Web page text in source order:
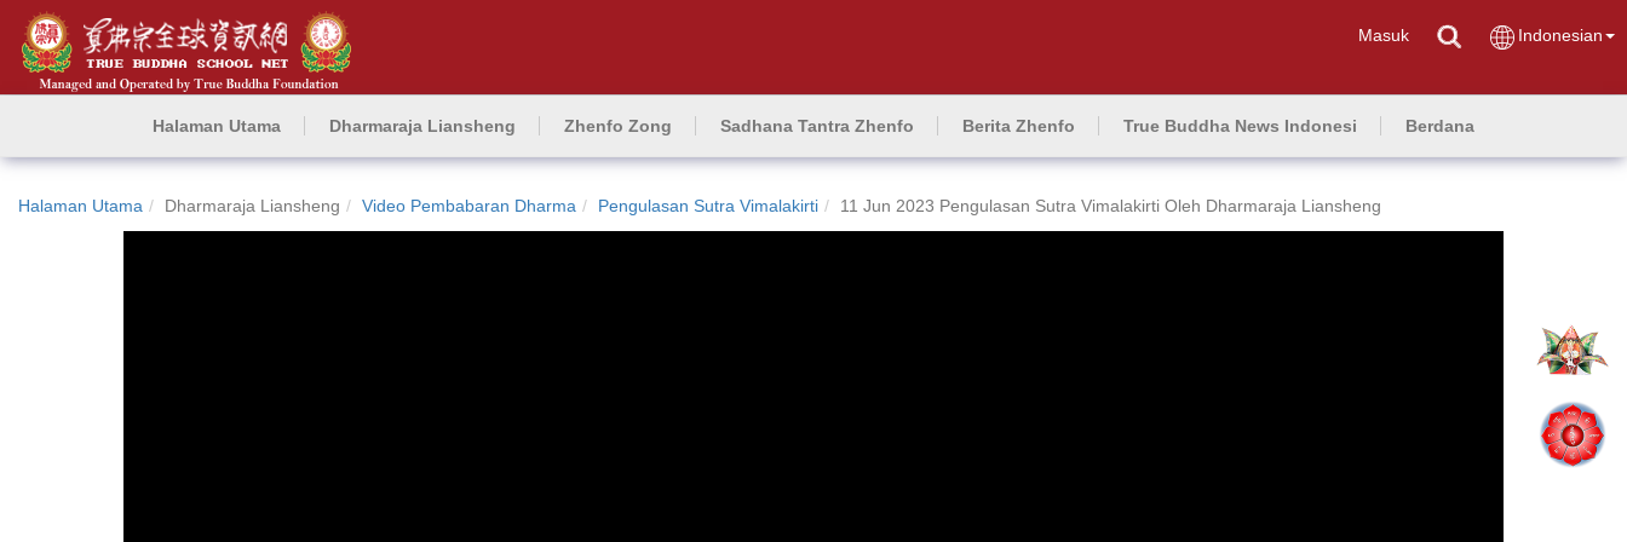
Masuk Indonesian
Halaman Utama Dharmaraja Liansheng Zhenfo Zong Sadhana Tantra Zhenfo Berita Zhenfo True Buddha News Indonesi Berdana
Halaman Utama Dharmaraja Liansheng Video Pembabaran Dharma Pengulasan Sutra Vimalakirti 11 Jun 2023 Pengulasan Sutra Vimalakirti Oleh Dharmaraja Liansheng